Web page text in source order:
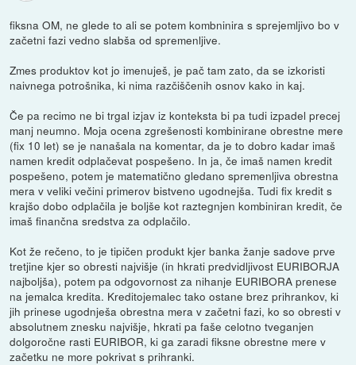
fiksna OM, ne glede to ali se potem kombninira s sprejemljivo bo v
začetni fazi vedno slabša od spremenljive.
Zmes produktov kot jo imenuješ, je pač tam zato, da se izkoristi
naivnega potrošnika, ki nima razčiščenih osnov kako in kaj.
Če pa recimo ne bi trgal izjav iz konteksta bi pa tudi izpadel precej
manj neumno. Moja ocena zgrešenosti kombinirane obrestne mere
(fix 10 let) se je nanašala na komentar, da je to dobro kadar imaš
namen kredit odplačevat pospešeno. In ja, če imaš namen kredit
pospešeno, potem je matematično gledano spremenljiva obrestna
mera v veliki večini primerov bistveno ugodnejša. Tudi fix kredit s
krajšo dobo odplačila je boljše kot raztegnjen kombiniran kredit, če
imaš finančna sredstva za odplačilo.
Kot že rečeno, to je tipičen produkt kjer banka žanje sadove prve
tretjine kjer so obresti najvišje (in hkrati predvidljivost EURIBORJA
najboljša), potem pa odgovornost za nihanje EURIBORA prenese
na jemalca kredita. Kreditojemalec tako ostane brez prihrankov, ki
jih prinese ugodnješa obrestna mera v začetni fazi, ko so obresti v
absolutnem znesku najvišje, hkrati pa faše celotno tveganjen
dolgoročne rasti EURIBOR, ki ga zaradi fiksne obrestne mere v
začetku ne more pokrivat s prihranki.